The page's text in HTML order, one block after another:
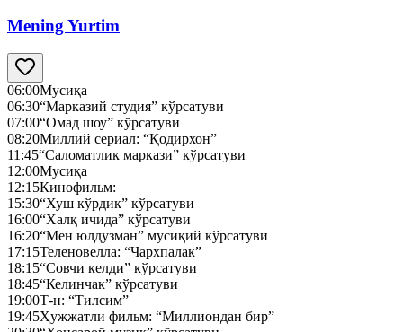
Mening Yurtim
06:00Мусиқа
06:30“Марказий студия” кўрсатуви
07:00“Омад шоу” кўрсатуви
08:20Миллий сериал: “Қодирхон”
11:45“Саломатлик маркази” кўрсатуви
12:00Мусиқа
12:15Кинофильм:
15:30“Хуш кўрдик” кўрсатуви
16:00“Халқ ичида” кўрсатуви
16:20“Мен юлдузман” мусиқий кўрсатуви
17:15Теленовелла: “Чархпалак”
18:15“Совчи келди” кўрсатуви
18:45“Келинчак” кўрсатуви
19:00Т-н: “Тилсим”
19:45Ҳужжатли фильм: “Миллиондан бир”